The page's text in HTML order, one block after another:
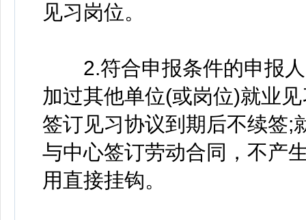
见习岗位。
2.符合申报条件的申报人
加过其他单位(或岗位)就业
签订见习协议到期后不续签;
与中心签订劳动合同，不产
用直接挂钩。